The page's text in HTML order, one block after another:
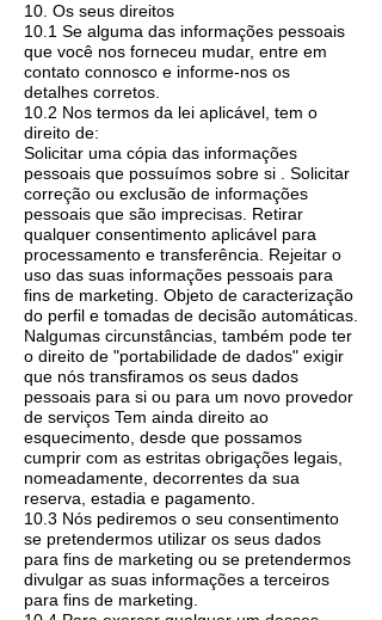
10. Os seus direitos
10.1 Se alguma das informações pessoais
que você nos forneceu mudar, entre em
contato connosco e informe-nos os
detalhes corretos.
10.2 Nos termos da lei aplicável, tem o
direito de:
Solicitar uma cópia das informações
pessoais que possuímos sobre si . Solicitar
correção ou exclusão de informações
pessoais que são imprecisas. Retirar
qualquer consentimento aplicável para
processamento e transferência. Rejeitar o
uso das suas informações pessoais para
fins de marketing. Objeto de caracterização
do perfil e tomadas de decisão automáticas.
Nalgumas circunstâncias, também pode ter
o direito de "portabilidade de dados" exigir
que nós transfiramos os seus dados
pessoais para si ou para um novo provedor
de serviços Tem ainda direito ao
esquecimento, desde que possamos
cumprir com as estritas obrigações legais,
nomeadamente, decorrentes da sua
reserva, estadia e pagamento.
10.3 Nós pediremos o seu consentimento
se pretendermos utilizar os seus dados
para fins de marketing ou se pretendermos
divulgar as suas informações a terceiros
para fins de marketing.